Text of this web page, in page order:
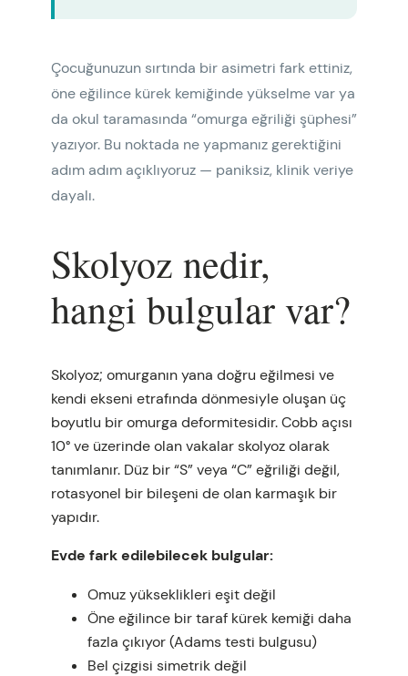
Çocuğunuzun sırtında bir asimetri fark ettiniz,
öne eğilince kürek kemiğinde yükselme var ya
da okul taramasında “omurga eğriliği şüphesi”
yazıyor. Bu noktada ne yapmanız gerektiğini
adım adım açıklıyoruz — paniksiz, klinik veriye
dayalı.
Skolyoz nedir,
hangi bulgular var?
Skolyoz; omurganın yana doğru eğilmesi ve
kendi ekseni etrafında dönmesiyle oluşan üç
boyutlu bir omurga deformitesidir. Cobb açısı
10° ve üzerinde olan vakalar skolyoz olarak
tanımlanır. Düz bir “S” veya “C” eğriliği değil,
rotasyonel bir bileşeni de olan karmaşık bir
yapıdır.
Evde fark edilebilecek bulgular:
Omuz yükseklikleri eşit değil
Öne eğilince bir taraf kürek kemiği daha
fazla çıkıyor (Adams testi bulgusu)
Bel çizgisi simetrik değil